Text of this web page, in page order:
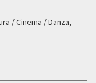
/ Cinema / Danza,